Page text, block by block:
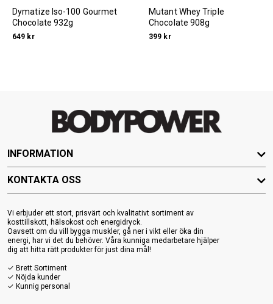
Dymatize Iso-100 Gourmet
Chocolate 932g
649 kr
Mutant Whey Triple
Chocolate 908g
399 kr
Vi erbjuder ett stort, prisvärt och kvalitativt sortiment av
kosttillskott, hälsokost och energidryck.
Oavsett om du vill bygga muskler, gå ner i vikt eller öka din
energi, har vi det du behöver. Våra kunniga medarbetare hjälper
dig att hitta rätt produkter för just dina mål!
✓ Brett Sortiment
✓ Nöjda kunder
✓ Kunnig personal
INFORMATION
KONTAKTA OSS